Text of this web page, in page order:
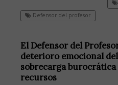
Defensor del profesor
El Defensor del
deterioro emocional
sobrecarga burocrática
recursos